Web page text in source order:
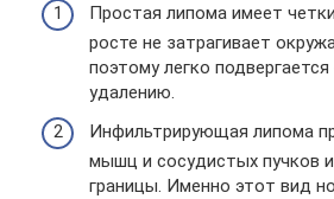
Простая липома имеет
росте не затрагивает
поэтому легко
удалению.
Инфильтрирующая липома
мышц и сосудистых пучков
границы. Именно этот вид